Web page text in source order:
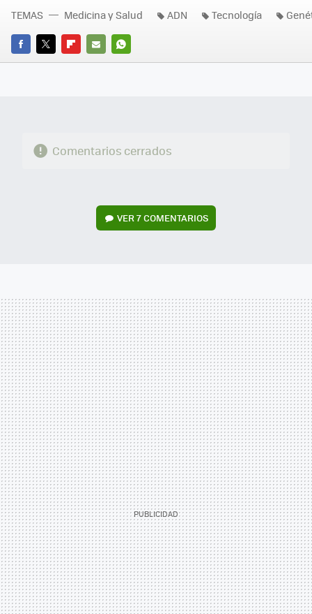
FACEBOOK
TWITTERFLIPBOARD
E-
WHATSAPP
TEMAS Medicina y Salud ADN Tecnología
Comentarios cerrados
VER7 COMENTARIOS